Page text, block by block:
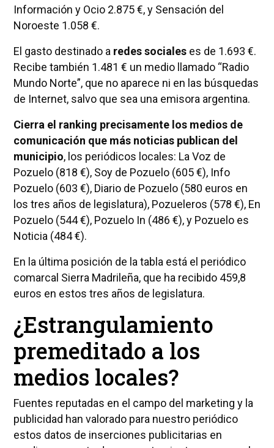
Información y Ocio 2.875 €, y Sensación del
Noroeste 1.058 €.
El gasto destinado a redes socialeses de 1.693 €.
Recibe también 1.481 € un medio llamado “Radio
Mundo Norte”, que no aparece ni en las búsquedas
de Internet, salvo que sea una emisora argentina.
Cierra el ranking precisamente los medios de
comunicación que más noticias publican del
municipio, los periódicos locales: La Voz de
Pozuelo (818 €), Soy de Pozuelo (605 €), Info
Pozuelo (603 €), Diario de Pozuelo (580 euros en
los tres años de legislatura), Pozueleros (578 €), En
Pozuelo (544 €), Pozuelo In (486 €), y Pozuelo es
Noticia (484 €).
En la última posición de la tabla está el periódico
comarcal Sierra Madrileña, que ha recibido 459,8
euros en estos tres años de legislatura.
¿Estrangulamiento
premeditado a los
medios locales?
Fuentes reputadas en el campo del marketing y la
publicidad han valorado para nuestro periódico
estos datos de inserciones publicitarias en